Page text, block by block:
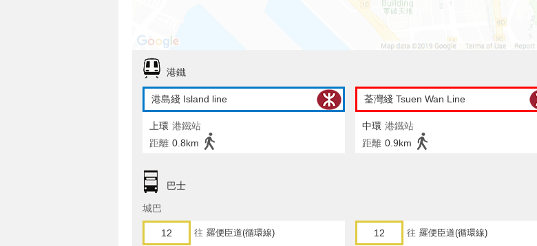
港鐵
港島綫 Island line
上環 港鐵站
距離 0.8km
荃灣綫 Tsuen Wan Line
中環 港鐵站
距離 0.9km
巴士
城巴
12 往 羅便臣道(循環線) 12 往 羅便臣道(循環線)